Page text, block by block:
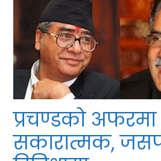
प्रचण्डको अफरमा
सकारात्मक,